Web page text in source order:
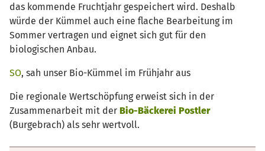
das kommende Fruchtjahr gespeichert wird. Deshalb
würde der Kümmel auch eine flache Bearbeitung im
Sommer vertragen und eignet sich gut für den
biologischen Anbau.
SO, sah unser Bio-Kümmel im Frühjahr aus
Die regionale Wertschöpfung erweist sich in der
Zusammenarbeit mit der Bio-Bäckerei Postler
(Burgebrach) als sehr wertvoll.